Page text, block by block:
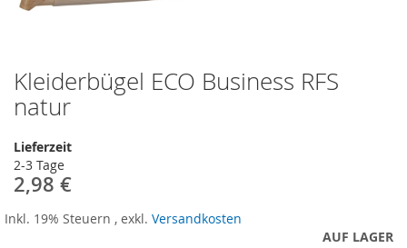
Kleiderbügel ECO Business RFS
natur
Lieferzeit
2-3 Tage
2,98 €
Inkl. 19% Steuern , exkl. Versandkosten
AUF LAGER
Zum
Anfang
der
springen